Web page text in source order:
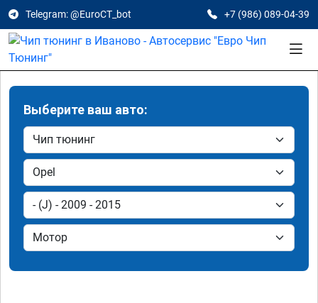
Telegram: @EuroCT_bot +7 (986) 089-04-39
Выберите ваш авто: